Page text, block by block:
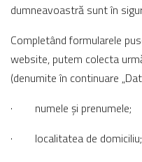
dumneavoastră sunt în
Completând formularele
website, putem colecta
(denumite în continuare
· numele și prenumele;
· localitatea de domiciliu;